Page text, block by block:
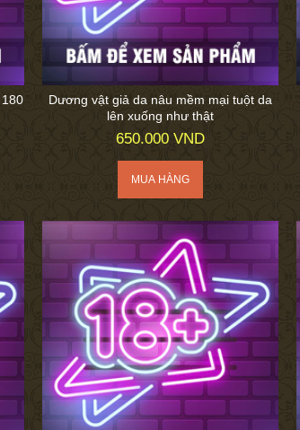
Dương vật giả da nâu mềm mại tuột da
lên xuống như thật
650.000 VND